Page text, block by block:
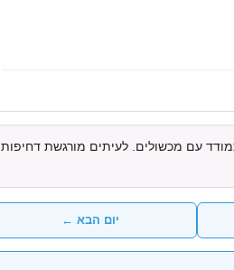
עם מכשולים. לעיתים מורגשת דחיפות
יום הבא ←